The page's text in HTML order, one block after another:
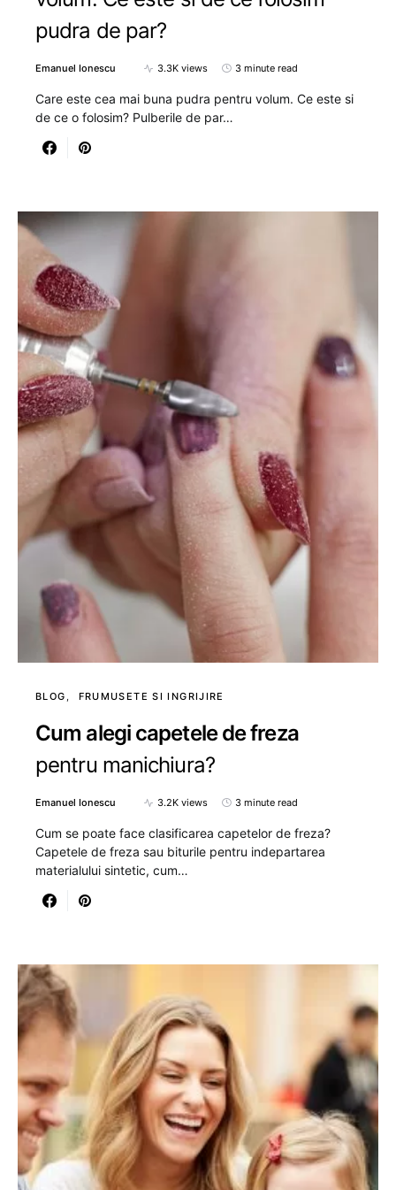
pudra de par?
Emanuel Ionescu 3.3K views 3 minute read
Care este cea mai buna pudra pentru volum. Ce este si
de ce o folosim? Pulberile de par…
BLOG FRUMUSETE SI INGRIJIRE
Cum alegi capetele de freza
pentru manichiura?
Emanuel Ionescu 3.2K views 3 minute read
Cum se poate face clasificarea capetelor de freza?
Capetele de freza sau biturile pentru indepartarea
materialului sintetic, cum…